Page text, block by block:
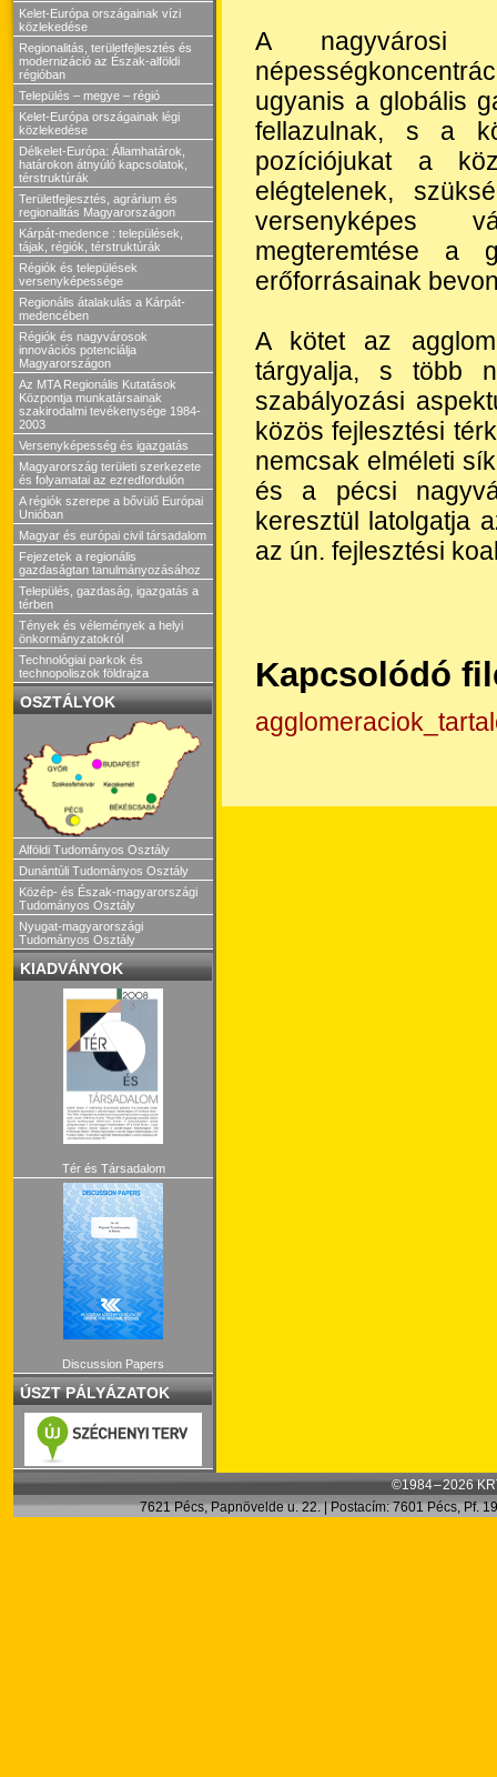
Kelet-Európa országainak vízi
közlekedése
Regionalitás, területfejlesztés és
modernizáció az Észak-alföldi
régióban
Település – megye – régió
Kelet-Európa országainak légi
közlekedése
Délkelet-Európa: Államhatárok,
határokon átnyúló kapcsolatok,
térstruktúrák
Területfejlesztés, agrárium és
regionalitás Magyarországon
Kárpát-medence : települések,
tájak, régiók, térstruktúrák
Régiók és települések
versenyképessége
Regionális átalakulás a Kárpát-
medencében
Régiók és nagyvárosok
innovációs potenciálja
Magyarországon
Az MTA Regionális Kutatások
Központja munkatársainak
szakirodalmi tevékenysége 1984-
2003
Versenyképesség és igazgatás
Magyarország területi szerkezete
és folyamatai az ezredfordulón
A régiók szerepe a bővülő Európai
Unióban
Magyar és európai civil társadalom
Fejezetek a regionális
gazdaságtan tanulmányozásához
Település, gazdaság, igazgatás a
térben
Tények és vélemények a helyi
önkormányzatokról
Technológiai parkok és
technopoliszok földrajza
OSZTÁLYOK
Alföldi Tudományos Osztály
Dunántúli Tudományos Osztály
Közép- és Észak-magyarországi
Tudományos Osztály
Nyugat-magyarországi
Tudományos Osztály
KIADVÁNYOK
Tér és Társadalom
Discussion Papers
ÚSZT PÁLYÁZATOK
A nagyvárosi
ugyanis a globális
fellazulnak, s a
pozíciójukat a
elégtelenek,
versenyképes
megteremtése a
erőforrásainak
A kötet az
tárgyalja, s több
szabályozási
közös fejlesztési
nemcsak elméleti
és a pécsi
keresztül latolgatja
az ún. fejlesztési
Kapcsolódó
©1984 – 2026
7621 Pécs, Papnövelde u. 22. | Postacím: 7601 Pécs, Pf.